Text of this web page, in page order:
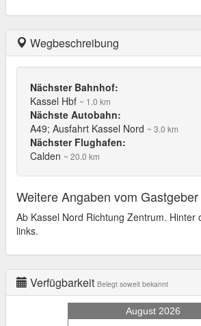
Wegbeschreibung
Nächster Bahnhof:
Kassel Hbf ~ 1.0 km
Nächste Autobahn:
A49; Ausfahrt Kassel Nord ~ 3.0 km
Nächster Flughafen:
Calden ~ 20.0 km
Weitere Angaben vom Gastgeber
Ab Kassel Nord Richtung Zentrum. Hinter
links.
Verfügbarkeit Belegt soweit bekannt
August 2026